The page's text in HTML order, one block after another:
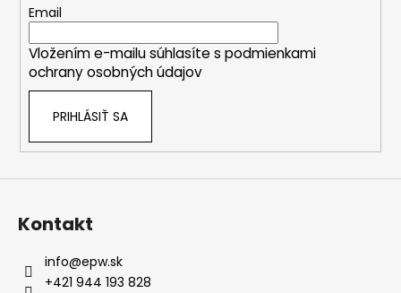
Email
Vložením e-mailu súhlasíte s podmienkami
ochrany osobných údajov
PRIHLÁSIŤ SA
Kontakt
info@epw.sk
+421 944 193 828